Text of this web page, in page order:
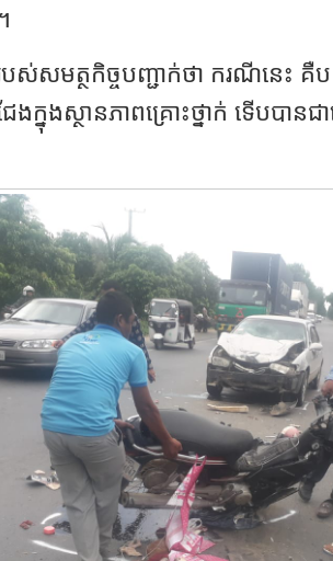
របស់សមត្ថកិច្ចបញ្ជាក់ថា ករណីនេះ
ងក្នុងស្ថានភាពគ្រោះថ្នាក់ ទើបបានជ